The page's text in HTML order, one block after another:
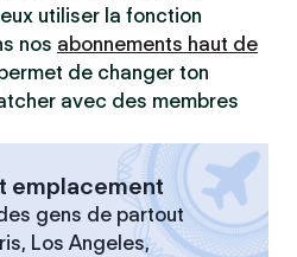
utiliser la fonction
nos abonnements haut de
de changer ton
avec des membres
emplacement
gens de partout
Los Angeles,